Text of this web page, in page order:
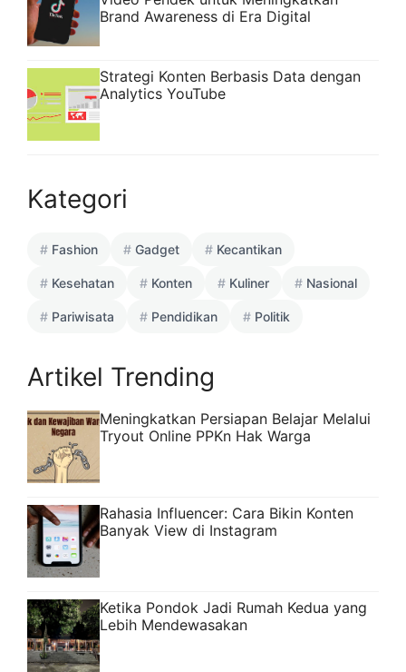
Brand Awareness di Era Digital
Strategi Konten Berbasis Data dengan
Analytics YouTube
Kategori
Fashion Gadget Kecantikan
Kesehatan Konten Kuliner Nasional
Pariwisata Pendidikan Politik
Artikel Trending
Meningkatkan Persiapan Belajar Melalui
Tryout Online PPKn Hak Warga
Rahasia Influencer: Cara Bikin Konten
Banyak View di Instagram
Ketika Pondok Jadi Rumah Kedua yang
Lebih Mendewasakan